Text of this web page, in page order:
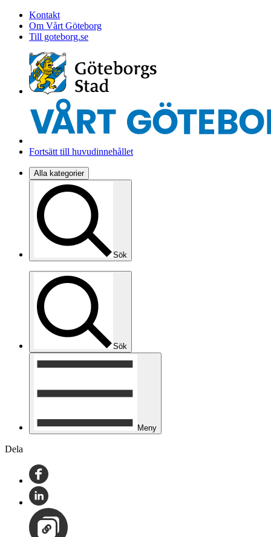
Kontakt
Om Vårt Göteborg
Till goteborg.se
Fortsätt till huvudinnehållet
Alla kategorier
Sök
Sök
Meny
Dela